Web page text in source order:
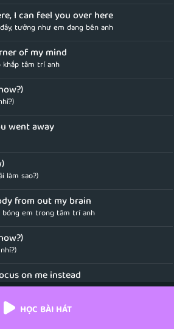
I can feel you over here
tưởng như em đang bên anh
of my mind
tâm trí anh
went away
làm sao?)
from out my brain
bóng em trong tâm trí anh
on me instead
vào bản thân thì hơn
HỌC BÀI HÁT